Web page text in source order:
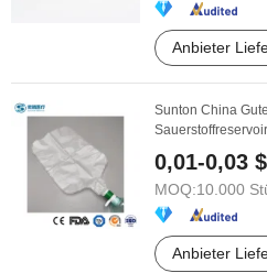
Anbieter
Sunton China
0,01-0,03 $
MOQ:10.000
Anbieter